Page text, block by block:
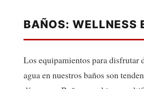
BAÑOS: WELLNESS
Los equipamientos para disfrutar
agua en nuestros baños son